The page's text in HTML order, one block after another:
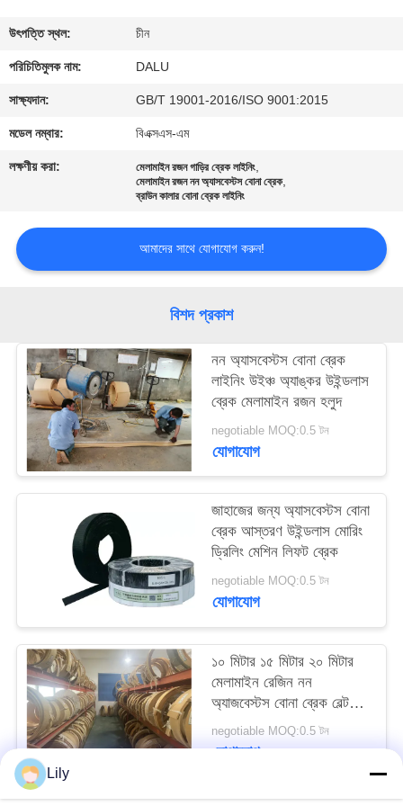
আমাদের
সাথে
যোগাযোগ
করুন
উদ্ধৃতির
জন্য
আবেদন
সাইট
ম্যাপ
PRIVACY
POLICY
উৎপত্তি স্থল: চীন
পরিচিতিমুলক নাম: DALU
সাক্ষ্যদান: GB/T 19001-2016/ISO 9001:2015
মডেল নম্বার: বিএক্সএস-এম
লক্ষণীয় করা: মেলামাইন রজন গাড়ির ব্রেক লাইনিং,
মেলামাইন রজন নন অ্যাসবেস্টস বোনা ব্রেক,
ব্রাউন কালার বোনা ব্রেক লাইনিং
আমাদের সাথে যোগাযোগ করুন!
বিশদ প্রকাশ
নন অ্যাসবেস্টস বোনা ব্রেক
লাইনিং উইঞ্চ অ্যাঙ্কর উইন্ডলাস
ব্রেক মেলামাইন রজন হলুদ
negotiable MOQ:0.5 টন
যোগাযোগ
জাহাজের জন্য অ্যাসবেস্টস বোনা
ব্রেক আস্তরণ উইন্ডলাস মোরিং
ড্রিলিং মেশিন লিফট ব্রেক
negotiable MOQ:0.5 টন
যোগাযোগ
১০ মিটার ১৫ মিটার ২০ মিটার
মেলামাইন রেজিন নন
অ্যাজবেস্টস বোনা ব্রেক বেল্ট
জাহাজের নোঙ্গর জন্য
negotiable MOQ:0.5 টন
যোগাযোগ
Lily